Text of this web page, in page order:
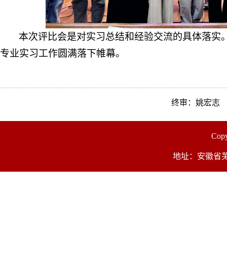
本次评比会是对实习总结和经验交流的具体落
专业实习工作圆满落下帷幕。
终审：姚宏志
地址：安徽省